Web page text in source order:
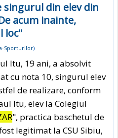
singurul din elev din
acum inainte,
loc"
Sporturilor)
Itu, 19 ani, a absolvit
cu nota 10, singurul elev
de realizare, conform
Itu, elev la Colegiul
", practica baschetul de
legitimat la CSU Sibiu,